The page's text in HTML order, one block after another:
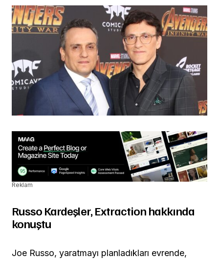
Reklam
Russo Kardeşler, Extraction hakkında
konuştu
Joe Russo, yaratmayı planladıkları evrende,